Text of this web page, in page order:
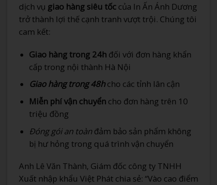
dịch vụ giao hàng siêu tốc của In Ấn Ánh Dương
trở thành lợi thế cạnh tranh vượt trội. Chúng tôi
cam kết:
Giao hàng trong 24hđối với đơn hàng khẩn
cấp trong nội thành Hà Nội
Giao hàng trong 48hcho các tỉnh lân cận
Miễn phí vận chuyểncho đơn hàng trên 10
triệu đồng
Đóng gói an toànđảm bảo sản phẩm không
bị hư hỏng trong quá trình vận chuyển
Anh Lê Văn Thành, Giám đốc công ty TNHH
Xuất nhập khẩu Việt Phát chia sẻ: “Vào cao điểm